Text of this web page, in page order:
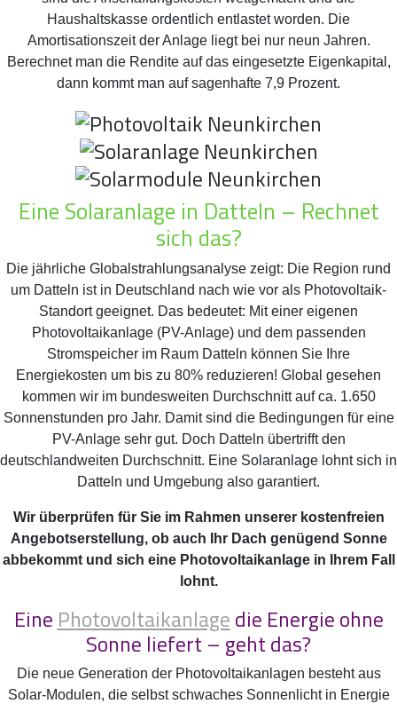
Haushaltskasse ordentlich entlastet worden. Die
Amortisationszeit der Anlage liegt bei nur neun Jahren.
Berechnet man die Rendite auf das eingesetzte Eigenkapital,
dann kommt man auf sagenhafte 7,9 Prozent.
Eine Solaranlage in Datteln – Rechnet
sich das?
Die jährliche Globalstrahlungsanalyse zeigt: Die Region rund
um Datteln ist in Deutschland nach wie vor als Photovoltaik-
Standort geeignet. Das bedeutet: Mit einer eigenen
Photovoltaikanlage (PV-Anlage) und dem passenden
Stromspeicher im Raum Datteln können Sie Ihre
Energiekosten um bis zu 80% reduzieren! Global gesehen
kommen wir im bundesweiten Durchschnitt auf ca. 1.650
Sonnenstunden pro Jahr. Damit sind die Bedingungen für eine
PV-Anlage sehr gut. Doch Datteln übertrifft den
deutschlandweiten Durchschnitt. Eine Solaranlage lohnt sich in
Datteln und Umgebung also garantiert.
Wir überprüfen für Sie im Rahmen unserer kostenfreien
Angebotserstellung, ob auch Ihr Dach genügend Sonne
abbekommt und sich eine Photovoltaikanlage in Ihrem Fall
lohnt.
Eine Photovoltaikanlagedie Energie ohne
Sonne liefert – geht das?
Die neue Generation der Photovoltaikanlagen besteht aus
Solar-Modulen, die selbst schwaches Sonnenlicht in Energie